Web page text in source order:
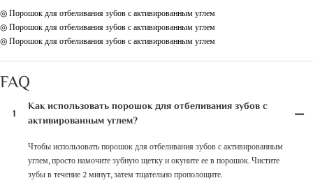
◎ Порошок для отбеливания зубов с активированным углем
◎ Порошок для отбеливания зубов с активированным углем
◎ Порошок для отбеливания зубов с активированным углем
FAQ
1
Как использовать порошок для отбеливания зубов с
активированным углем?
Чтобы использовать порошок для отбеливания зубов с активированным
углем, просто намочите зубную щетку и окуните ее в порошок. Чистите
зубы в течение 2 минут, затем тщательно прополощите.